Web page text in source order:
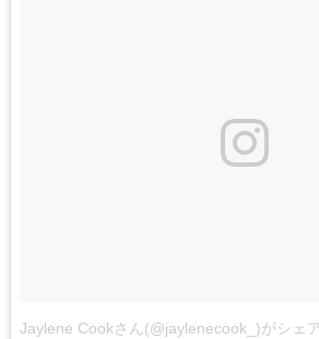
Jaylene Cookさん(@jaylenecook_)がシェ